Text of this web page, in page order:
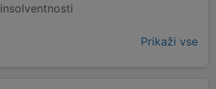
Prikaži vse